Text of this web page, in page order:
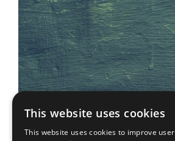
This website uses cookies
This website uses cookies to improve user